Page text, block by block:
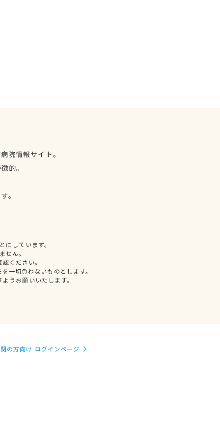
院情報サイト。
的。
。
しています。
せん。
ください。
一切負わないものとします。
うお願いいたします。
の方向け ログインページ